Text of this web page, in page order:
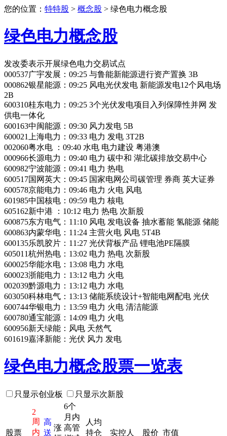
您的位置： 特特股 > 概念股 > 绿色电力概念股
绿色电力概念股
发改委表示开展绿色电力交易试点
000537广宇发展：09:25 与鲁能新能源进行资产置换 3B
000862银星能源：09:25 风电光伏发电 新能源发电12个风电场
2B
600310桂东电力：09:25 3个光伏发电项目入列保障性并网 发
供电一体化
600163中闽能源：09:30 风力发电 5B
600021上海电力：09:33 电力 发电 3T2B
002060粤水电 ：09:40 水电 电力建设 粤港澳
000966长源电力：09:40 电力 碳中和 湖北碳排放交易中心
600982宁波能源：09:41 电力 热电
600517国网英大：09:45 国家电网公司碳管理 券商 英大证券
600578京能电力：09:46 电力 火电 风电
601985中国核电：09:59 电力 核电
605162新中港 ：10:12 电力 热电 次新股
600875东方电气：11:10 风电 发电设备 抽水蓄能 氢能源 储能
600863内蒙华电：11:24 主营火电 风电 5T4B
600135乐凯胶片：11:27 光伏背板产品 锂电池PE隔膜
605011杭州热电：13:02 电力 热电 次新股
600025华能水电：13:08 电力 水电
600023浙能电力：13:12 电力 火电
002039黔源电力：13:12 电力 水电
603050科林电气：13:13 储能系统设计+智能电网配电 光伏
600744华银电力：13:59 电力 火电 清洁能源
600780通宝能源：14:09 电力 火电
600956新天绿能：风电 天然气
601619嘉泽新能：光伏 风力 发电
绿色电力概念股票一览表
只显示创业板 只显示次新股
股票
2
周
内
高
送
涨
6个
月内
高管
人均
持仓
实控人 股价 市值